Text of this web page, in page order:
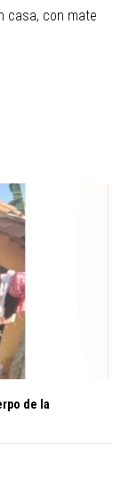
casa, con mate
de la